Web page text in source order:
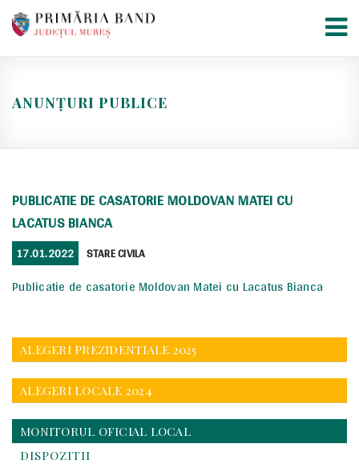
Skip
ANUNȚURI PUBLICE
PUBLICATIE DE CASATORIE MOLDOVAN MATEI CU
LACATUS BIANCA
POSTED
ON
17.01.2022 CATEGORIES
STARE CIVILA
Publicatie de casatorie Moldovan Matei cu Lacatus Bianca
ALEGERI PREZIDENTIALE 2025
ALEGERI LOCALE 2024
MONITORUL OFICIAL LOCAL
DISPOZITII